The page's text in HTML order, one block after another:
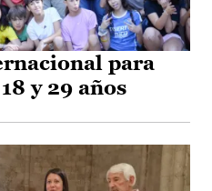
para
y 29 años